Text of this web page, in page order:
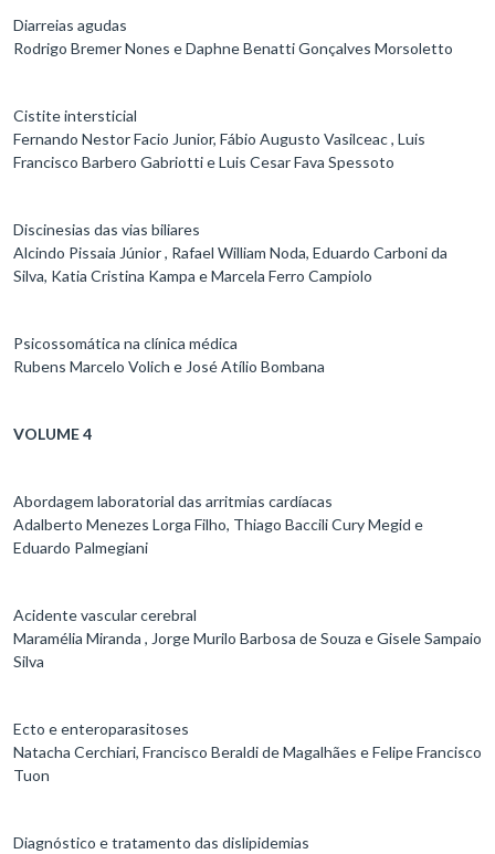
Diarreias agudas
Rodrigo Bremer Nones e Daphne Benatti Gonçalves Morsoletto
Cistite intersticial
Fernando Nestor Facio Junior, Fábio Augusto Vasilceac , Luis
Francisco Barbero Gabriotti e Luis Cesar Fava Spessoto
Discinesias das vias biliares
Alcindo Pissaia Júnior , Rafael William Noda, Eduardo Carboni da
Silva, Katia Cristina Kampa e Marcela Ferro Campiolo
Psicossomática na clínica médica
Rubens Marcelo Volich e José Atílio Bombana
VOLUME 4
Abordagem laboratorial das arritmias cardíacas
Adalberto Menezes Lorga Filho, Thiago Baccili Cury Megid e
Eduardo Palmegiani
Acidente vascular cerebral
Maramélia Miranda , Jorge Murilo Barbosa de Souza e Gisele Sampaio
Silva
Ecto e enteroparasitoses
Natacha Cerchiari, Francisco Beraldi de Magalhães e Felipe Francisco
Tuon
Diagnóstico e tratamento das dislipidemias